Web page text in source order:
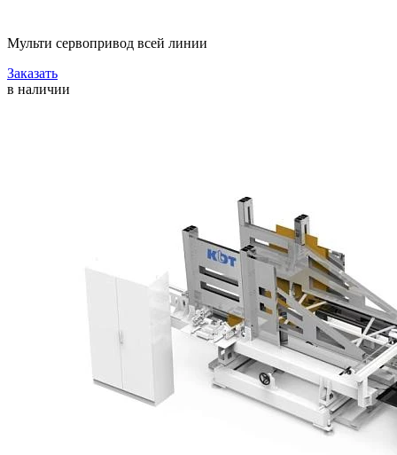
Мульти сервопривод всей линии
Заказать
в наличии